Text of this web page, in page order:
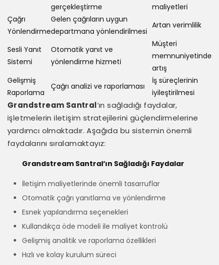
gerçekleştirme
maliyetleri
Çağrı
Yönlendirme
Gelen çağrıların uygun
departmana yönlendirilmesi
Artan verimlilik
Sesli Yanıt
Sistemi
Otomatik yanıt ve
yönlendirme hizmeti
Müşteri
memnuniyetinde
artış
Gelişmiş
Raporlama
Çağrı analizi ve raporlaması
İş süreçlerinin
iyileştirilmesi
Grandstream Santral‘ın sağladığı faydalar,
işletmelerin iletişim stratejilerini güçlendirmelerine
yardımcı olmaktadır. Aşağıda bu sistemin önemli
faydalarını sıralamaktayız:
Grandstream Santral’ın Sağladığı Faydalar
İletişim maliyetlerinde önemli tasarruflar
Otomatik çağrı yanıtlama ve yönlendirme
Esnek yapılandırma seçenekleri
Kullandıkça öde modeli ile maliyet kontrolü
Gelişmiş analitik ve raporlama özellikleri
Hızlı ve kolay kurulum süreci